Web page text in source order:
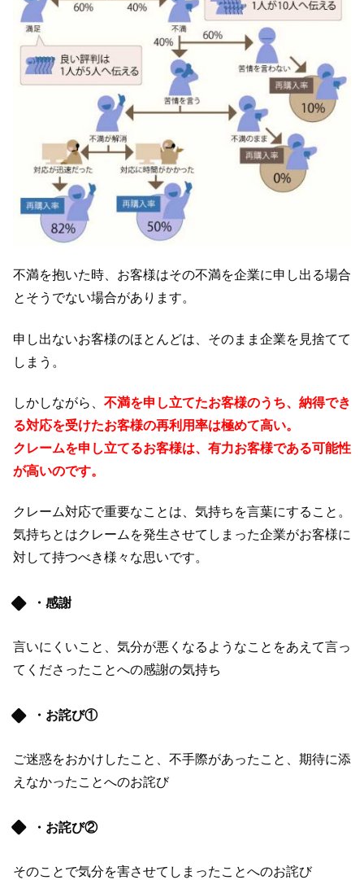
不満を抱いた時、お客様はその不満を企業に申し出る場合
とそうでない場合があります。
申し出ないお客様のほとんどは、そのまま企業を見捨てて
しまう。
しかしながら、 不満を申し立てたお客様のうち、納得でき
る対応を受けたお客様の再利用率は極めて高い。
クレームを申し立てるお客様は、有力お客様である可能性
が高いのです。
クレーム対応で重要なことは、気持ちを言葉にすること。
気持ちとはクレームを発生させてしまった企業がお客様に
対して持つべき様々な思いです。
・感謝
言いにくいこと、気分が悪くなるようなことをあえて言っ
てくださったことへの感謝の気持ち
・お詫び①
ご迷惑をおかけしたこと、不手際があったこと、期待に添
えなかったことへのお詫び
・お詫び②
そのことで気分を害させてしまったことへのお詫び